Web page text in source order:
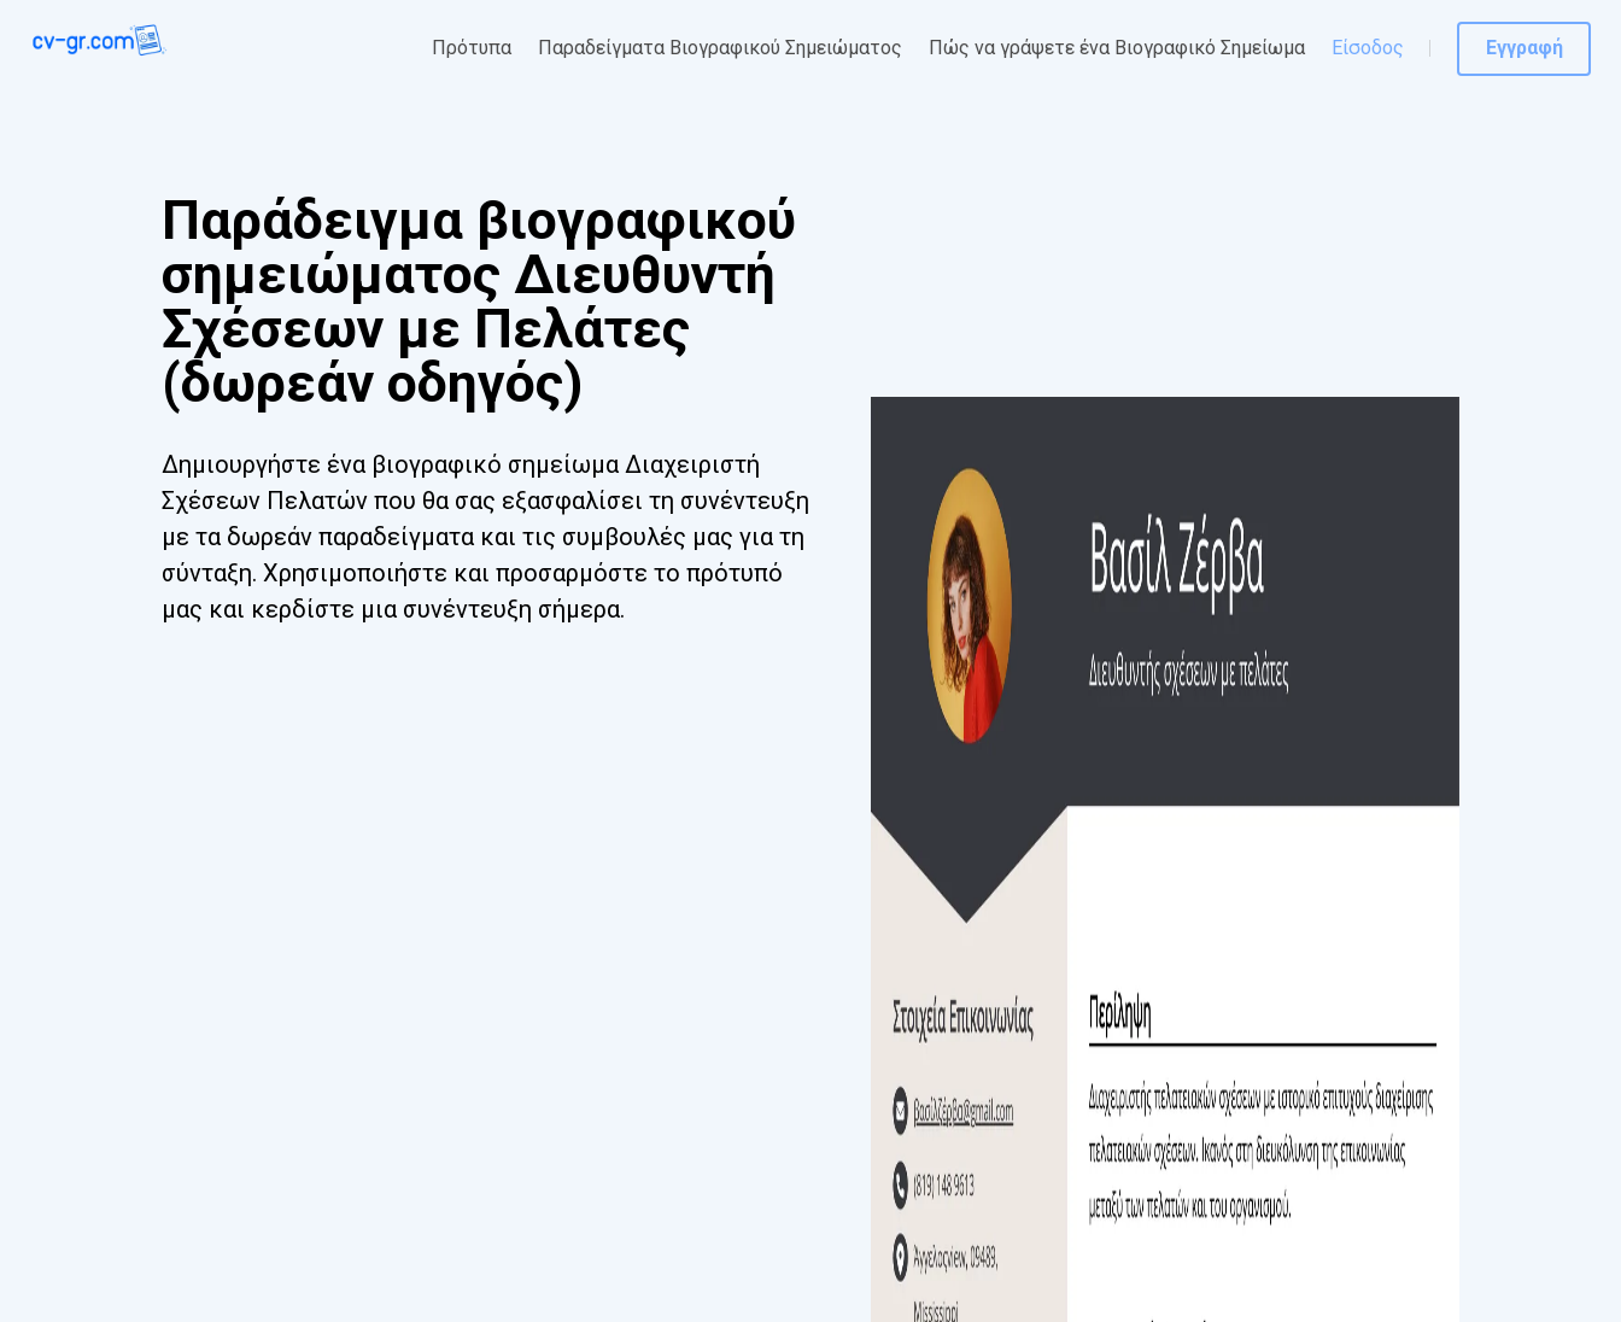
Πρότυπα Παραδείγματα Βιογραφικού Σημειώματος Πώς να γράψετε ένα Βιογραφικό Σημείωμα Είσοδος Εγγραφή
Παράδειγμα βιογραφικού
σημειώματος Διευθυντή
Σχέσεων με Πελάτες
(δωρεάν οδηγός)
Δημιουργήστε ένα βιογραφικό σημείωμα Διαχειριστή
Σχέσεων Πελατών που θα σας εξασφαλίσει τη συνέντευξη
με τα δωρεάν παραδείγματα και τις συμβουλές μας για τη
σύνταξη. Χρησιμοποιήστε και προσαρμόστε το πρότυπό
μας και κερδίστε μια συνέντευξη σήμερα.